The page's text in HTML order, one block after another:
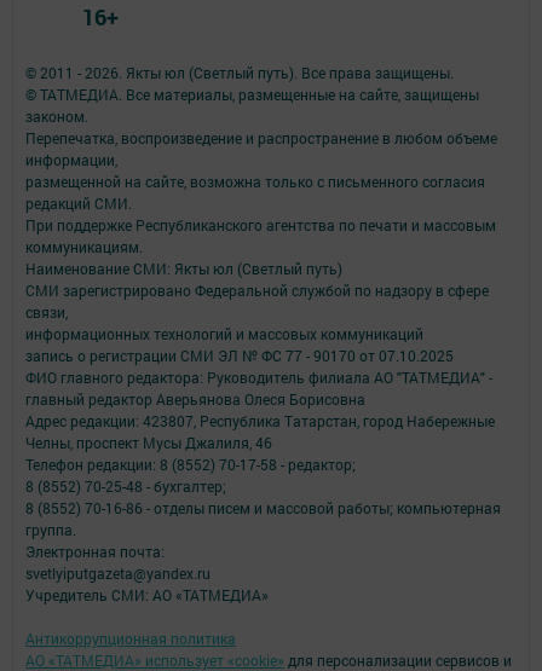
© 2011 - 2026. Якты юл (Светлый путь). Все права защищены.
© ТАТМЕДИА. Все материалы, размещенные на сайте, защищены
законом.
Перепечатка, воспроизведение и распространение в любом объеме
информации,
размещенной на сайте, возможна только с письменного согласия
редакций СМИ.
При поддержке Республиканского агентства по печати и массовым
коммуникациям.
Наименование СМИ: Якты юл (Светлый путь)
СМИ зарегистрировано Федеральной службой по надзору в сфере
связи,
информационных технологий и массовых коммуникаций
запись о регистрации СМИ ЭЛ № ФС 77 - 90170 от 07.10.2025
ФИО главного редактора: Руководитель филиала АО "ТАТМЕДИА" -
главный редактор Аверьянова Олеся Борисовна
Адрес редакции: 423807, Республика Татарстан, город Набережные
Челны, проспект Мусы Джалиля, 46
Телефон редакции: 8 (8552) 70-17-58 - редактор;
8 (8552) 70-25-48 - бухгалтер;
8 (8552) 70-16-86 - отделы писем и массовой работы; компьютерная
группа.
Электронная почта:
svetlyiputgazeta@yandex.ru
Учредитель СМИ: АО «ТАТМЕДИА»
Антикоррупционная политика
АО «ТАТМЕДИА» использует «cookie» для персонализации сервисов и
16+